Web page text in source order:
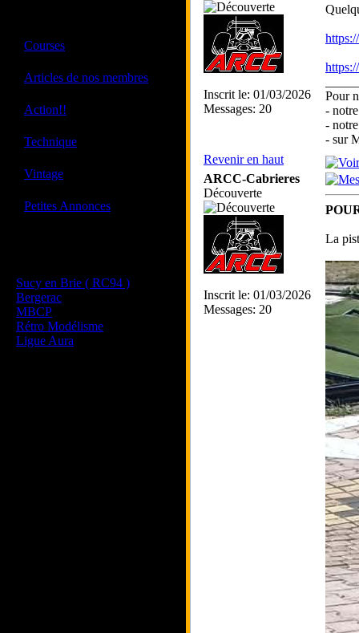
Courses
Articles de nos membres
Action!!
Technique
Vintage
Petites Annonces
Sucy en Brie ( RC94 )
Bergerac
MBCP
Rétro Modélisme
Ligue Aura
Inscrit le: 01/03/2026
Messages: 20
Pour
-
-
- sur
Revenir en haut
ARCC-Cabrieres
Découverte
Inscrit le: 01/03/2026
Messages: 20
La